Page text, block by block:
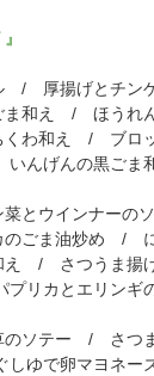
げとチンゲ
/ ほうれん草
え / ブロッコ
の黒ごま和
インナーのソ
油炒め / にん
つうま揚げ
エリンギの
ー / さつまい
マヨネーズ